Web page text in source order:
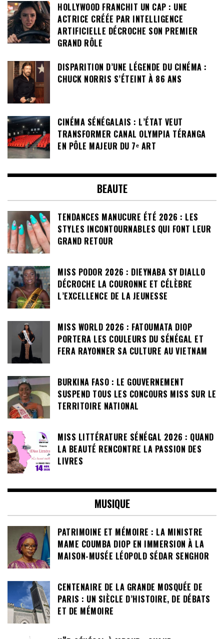
HOLLYWOOD FRANCHIT UN CAP : UNE
ACTRICE CRÉÉE PAR INTELLIGENCE
ARTIFICIELLE DÉCROCHE SON PREMIER
GRAND RÔLE
DISPARITION D’UNE LÉGENDE DU CINÉMA :
CHUCK NORRIS S’ÉTEINT À 86 ANS
CINÉMA SÉNÉGALAIS : L’ÉTAT VEUT
TRANSFORMER CANAL OLYMPIA TÉRANGA
EN PÔLE MAJEUR DU 7ᵉ ART
BEAUTE
TENDANCES MANUCURE ÉTÉ 2026 : LES
STYLES INCONTOURNABLES QUI FONT LEUR
GRAND RETOUR
MISS PODOR 2026 : DIEYNABA SY DIALLO
DÉCROCHE LA COURONNE ET CÉLÈBRE
L’EXCELLENCE DE LA JEUNESSE
MISS WORLD 2026 : FATOUMATA DIOP
PORTERA LES COULEURS DU SÉNÉGAL ET
FERA RAYONNER SA CULTURE AU VIETNAM
BURKINA FASO : LE GOUVERNEMENT
SUSPEND TOUS LES CONCOURS MISS SUR LE
TERRITOIRE NATIONAL
MISS LITTÉRATURE SÉNÉGAL 2026 : QUAND
LA BEAUTÉ RENCONTRE LA PASSION DES
LIVRES
MUSIQUE
PATRIMOINE ET MÉMOIRE : LA MINISTRE
MAME COUMBA DIOP EN IMMERSION À LA
MAISON-MUSÉE LÉOPOLD SÉDAR SENGHOR
CENTENAIRE DE LA GRANDE MOSQUÉE DE
PARIS : UN SIÈCLE D’HISTOIRE, DE DÉBATS
ET DE MÉMOIRE